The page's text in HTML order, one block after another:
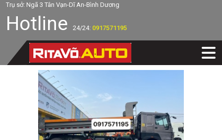
Trụ sở: Ngã 3 Tân Vạn-Dĩ An-Bình Dương
Hotline 24/24: 0917571195